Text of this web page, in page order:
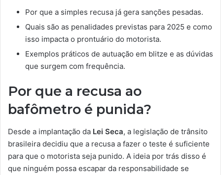
Por que a simples recusa já gera sanções pesadas.
Quais são as penalidades previstas para 2025 e como
isso impacta o prontuário do motorista.
Exemplos práticos de autuação em blitze e as dúvidas
que surgem com frequência.
Por que a recusa ao
bafômetro é punida?
Desde a implantação da Lei Seca, a legislação de trânsito
brasileira decidiu que a recusa a fazer o teste é suficiente
para que o motorista seja punido. A ideia por trás disso é
que ninguém possa escapar da responsabilidade se